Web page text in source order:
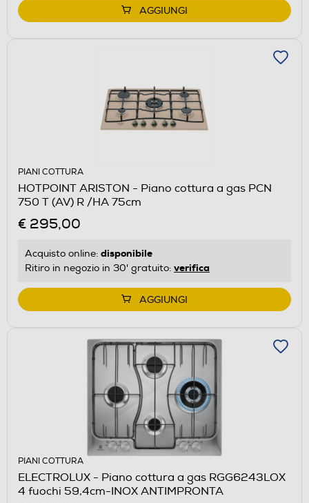
AGGIUNGI
PIANI COTTURA
HOTPOINT ARISTON - Piano cottura a gas PCN
750 T (AV) R /HA 75cm
€ 295,00
Acquisto online: disponibile
Ritiro in negozio in 30' gratuito: verifica
AGGIUNGI
PIANI COTTURA
ELECTROLUX - Piano cottura a gas RGG6243LOX
4 fuochi 59,4cm-INOX ANTIMPRONTA